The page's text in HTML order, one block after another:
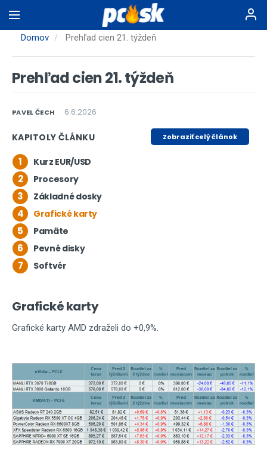
na
hlavnýDomov Prehľad cien 21. týždeň
Prehľad cien 21. týždeň
PAVEL ČECH 6.6.2026
KAPITOLY ČLÁNKU Zobraziť celý článok
1 Kurz EUR/USD
2 Procesory
3 Základné dosky
4 Grafické karty
5 Pamäte
6 Pevné disky
7 Softvér
Grafické karty
Grafické karty AMD zdraželi do +0,9%.